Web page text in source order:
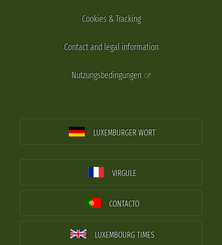
Cookies & Tracking
Contact and legal information
Nutzungsbedingungen
LUXEMBURGER WORT
VIRGULE
CONTACTO
LUXEMBOURG TIMES